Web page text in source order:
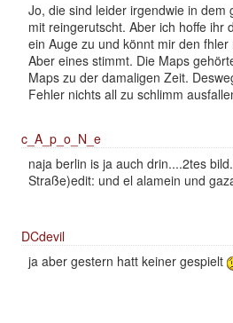
Jo, die sind leider irgendwie in dem
mit reingerutscht. Aber ich hoffe ihr
ein Auge zu und könnt mir den
Aber eines stimmt. Die Maps
Maps zu der damaligen Zeit.
Fehler nichts all zu schlimm
c_A_p_o_N_e
naja berlin is ja auch drin....2tes
Straße)edit: und el alamein und
DCdevil
ja aber gestern hatt keiner gespielt